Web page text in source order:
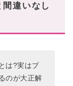
ーツ
違いなし
は?実はブ
のが大正解